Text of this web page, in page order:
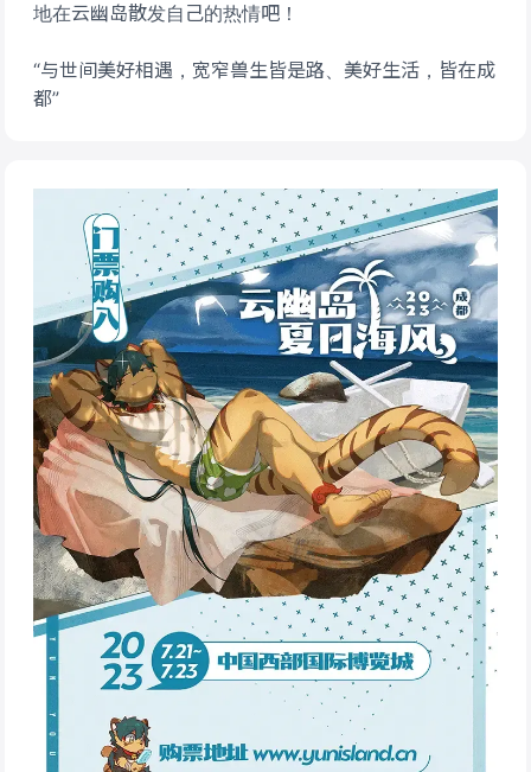
地在云幽岛散发自己的热情吧！
“与世间美好相遇，宽窄兽生皆是路、美好生活，皆在成
都”